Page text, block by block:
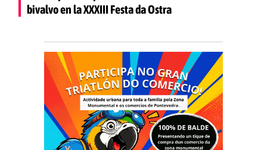
bivalvo en la XXXIII Festa da Ostra